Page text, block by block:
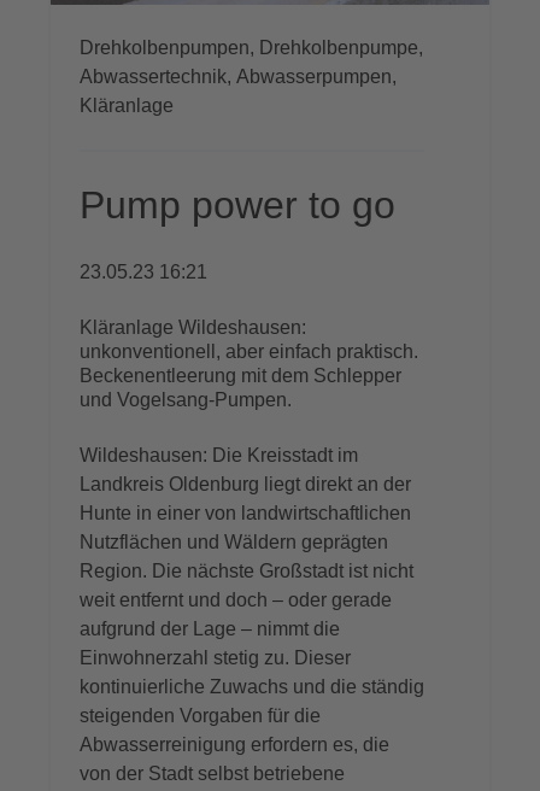
Drehkolbenpumpen, Drehkolbenpumpe,
Abwassertechnik, Abwasserpumpen,
Kläranlage
Pump power to go
23.05.23 16:21
Kläranlage Wildeshausen:
unkonventionell, aber einfach praktisch.
Beckenentleerung mit dem Schlepper
und Vogelsang-Pumpen.
Wildeshausen: Die Kreisstadt im
Landkreis Oldenburg liegt direkt an der
Hunte in einer von landwirtschaftlichen
Nutzflächen und Wäldern geprägten
Region. Die nächste Großstadt ist nicht
weit entfernt und doch – oder gerade
aufgrund der Lage – nimmt die
Einwohnerzahl stetig zu. Dieser
kontinuierliche Zuwachs und die ständig
steigenden Vorgaben für die
Abwasserreinigung erfordern es, die
von der Stadt selbst betriebene